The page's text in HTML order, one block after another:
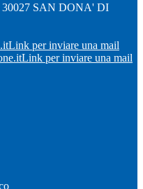
SAN DONA' DI
Link per inviare una mail
Link per inviare una mail